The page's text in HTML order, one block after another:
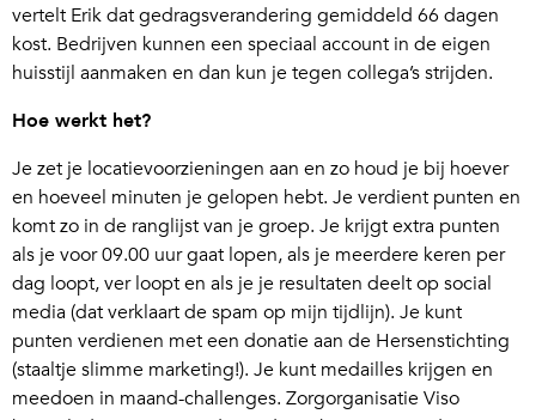
vertelt Erik dat gedragsverandering gemiddeld 66 dagen
kost. Bedrijven kunnen een speciaal account in de eigen
huisstijl aanmaken en dan kun je tegen collega’s strijden.
Hoe werkt het?
Je zet je locatievoorzieningen aan en zo houd je bij hoever
en hoeveel minuten je gelopen hebt. Je verdient punten en
komt zo in de ranglijst van je groep. Je krijgt extra punten
als je voor 09.00 uur gaat lopen, als je meerdere keren per
dag loopt, ver loopt en als je je resultaten deelt op social
media (dat verklaart de spam op mijn tijdlijn). Je kunt
punten verdienen met een donatie aan de Hersenstichting
(staaltje slimme marketing!). Je kunt medailles krijgen en
meedoen in maand-challenges. Zorgorganisatie Viso